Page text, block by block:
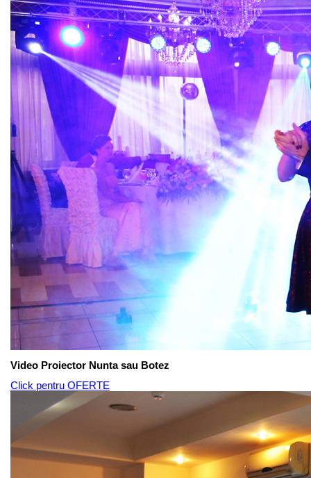
Video Proiector Nunta sau Botez
Click pentru OFERTE